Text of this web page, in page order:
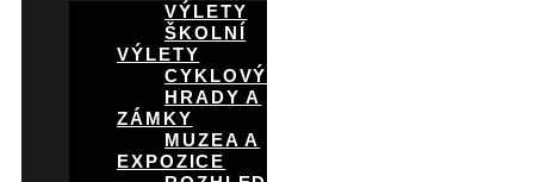
VÝLETY
ŠKOLNÍ
VÝLETY
CYKLOVÝLETY
HRADY A
ZÁMKY
MUZEA A
EXPOZICE